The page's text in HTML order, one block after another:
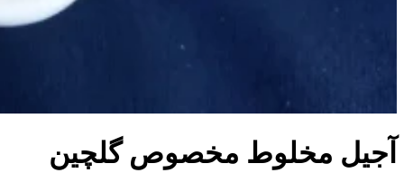
آجیل مخلوط مخصوص گلچین